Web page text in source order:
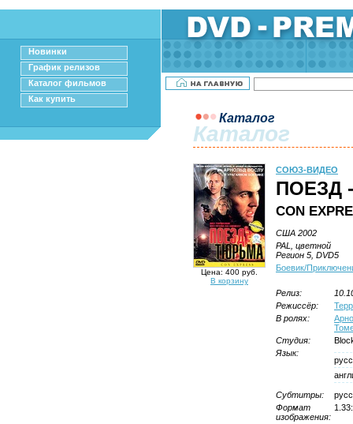
Новинки
График релизов
Каталог фильмов
Как купить
Каталог
Каталог
Цена: 400 руб.
В корзину
СОЮЗ-ВИДЕО
ПОЕЗД
CON
США 2002
PAL, цветной
Регион 5, DVD5
Боевик/
Релиз:
Режиссёр:
В ролях:
Студия:
Язык:
Субтитры:
Формат
изображения: